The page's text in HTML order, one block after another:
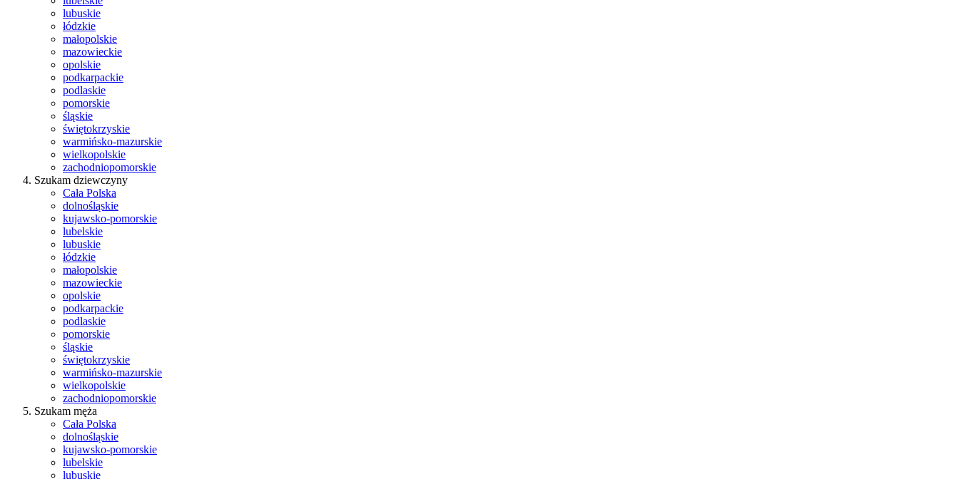
lubuskie
łódzkie
małopolskie
mazowieckie
opolskie
podkarpackie
podlaskie
pomorskie
śląskie
świętokrzyskie
warmińsko-mazurskie
wielkopolskie
zachodniopomorskie
Szukam dziewczyny
Cała Polska
dolnośląskie
kujawsko-pomorskie
lubelskie
lubuskie
łódzkie
małopolskie
mazowieckie
opolskie
podkarpackie
podlaskie
pomorskie
śląskie
świętokrzyskie
warmińsko-mazurskie
wielkopolskie
zachodniopomorskie
Szukam męża
Cała Polska
dolnośląskie
kujawsko-pomorskie
lubelskie
lubuskie